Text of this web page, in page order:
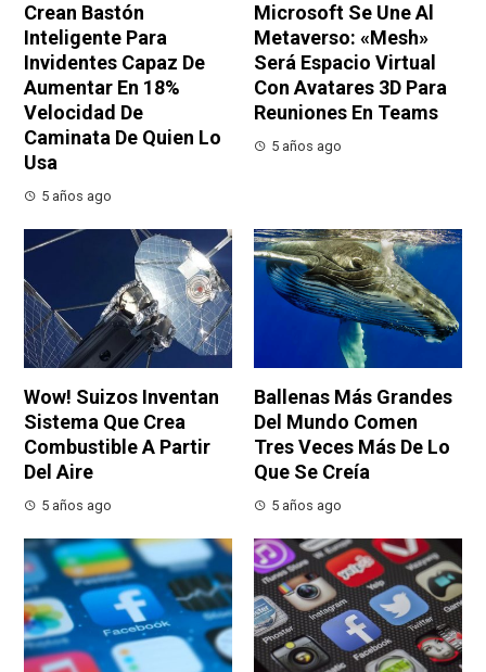
Crean Bastón
Inteligente Para
Invidentes Capaz De
Aumentar En 18%
Velocidad De
Caminata De Quien Lo
Usa
5 años ago
Microsoft Se Une Al
Metaverso: «Mesh»
Será Espacio Virtual
Con Avatares 3D Para
Reuniones En Teams
5 años ago
Wow! Suizos Inventan
Sistema Que Crea
Combustible A Partir
Del Aire
5 años ago
Ballenas Más Grandes
Del Mundo Comen
Tres Veces Más De Lo
Que Se Creía
5 años ago